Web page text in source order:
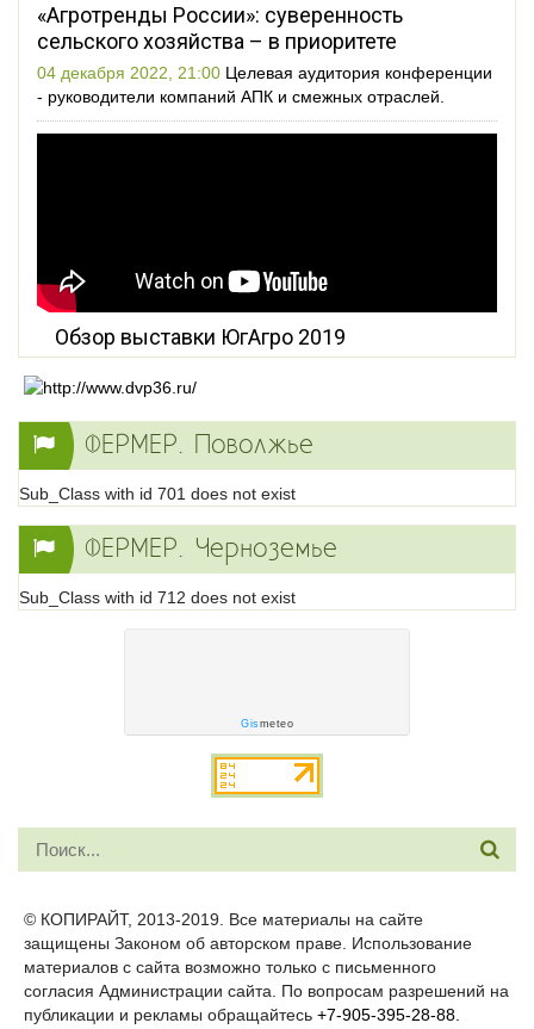
«Агротренды России»: суверенность
сельского хозяйства – в приоритете
04 декабря 2022, 21:00 Целевая аудитория конференции
- руководители компаний АПК и смежных отраслей.
Обзор выставки ЮгАгро 2019
ФЕРМЕР. Поволжье
Sub_Class with id 701 does not exist
ФЕРМЕР. Черноземье
Sub_Class with id 712 does not exist
Gismeteo
© КОПИРАЙТ, 2013-2019. Все материалы на сайте
защищены Законом об авторском праве. Использование
материалов с сайта возможно только с письменного
согласия Администрации сайта. По вопросам разрешений на
публикации и рекламы обращайтесь +7-905-395-28-88.